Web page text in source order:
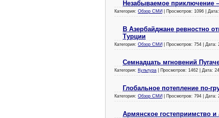
Незабываемое приключение
Категория: Обзор СМИ | Просмотров: 1096 |
В Азербайджане ревностно
Турции
Категория: Обзор СМИ | Просмотров: 754 | Дата:
Семнадцать мгновений
Категория: Культура | Просмотров: 1462 | Дата:
Глобальное потепление по-
Категория: Обзор СМИ | Просмотров: 794 | Дата:
Армянское гостеприимство и